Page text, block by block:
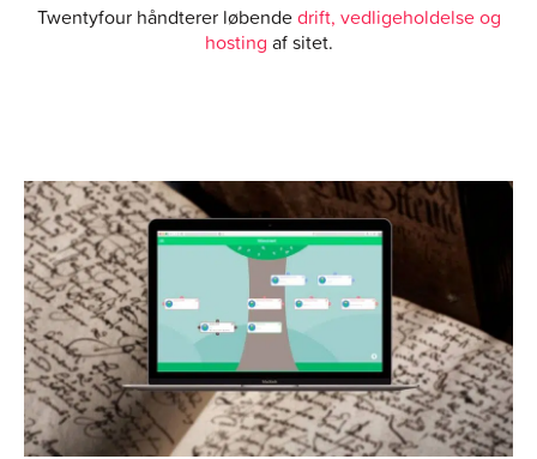
Twentyfour håndterer løbendedrift, vedligeholdelse og
hosting af sitet.